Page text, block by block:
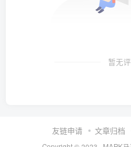
暂无
友链申请 文章归档